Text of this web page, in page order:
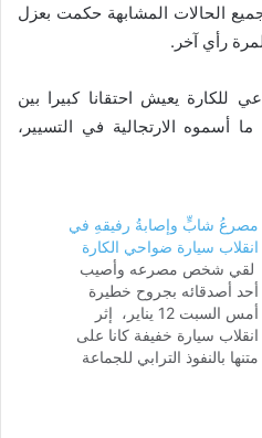
الحالات المشابهة حكمت بعزل
رأي آخر.
للكارة يعيش احتقانا كبيرا بين
أسموه الارتجالية في التسيير،
مصرعُ شابٍّ وإصابةُ رفيقهِ في
انقلاب سيارة ضواحي الكارة
لقي شخص مصرعه وأصيب
أحد أصدقائه بجروح خطيرة
أمس السبت 12 يناير، إثر
انقلاب سيارة خفيفة كانا على
متنها بالنفوذ الترابي للجماعة